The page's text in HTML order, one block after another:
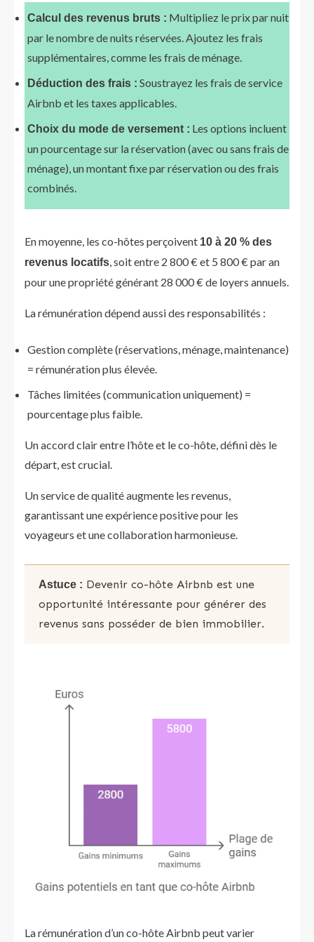
Calcul des revenus bruts : Multipliez le prix par nuit
par le nombre de nuits réservées. Ajoutez les frais
supplémentaires, comme les frais de ménage.
Déduction des frais : Soustrayez les frais de service
Airbnb et les taxes applicables.
Choix du mode de versement : Les options incluent
un pourcentage sur la réservation (avec ou sans frais de
ménage), un montant fixe par réservation ou des frais
combinés.
En moyenne, les co-hôtes perçoivent 10 à 20 % des
revenus locatifs, soit entre 2 800 € et 5 800 € par an
pour une propriété générant 28 000 € de loyers annuels.
La rémunération dépend aussi des responsabilités :
Gestion complète (réservations, ménage, maintenance)
= rémunération plus élevée.
Tâches limitées (communication uniquement) =
pourcentage plus faible.
Un accord clair entre l’hôte et le co-hôte, défini dès le
départ, est crucial.
Un service de qualité augmente les revenus,
garantissant une expérience positive pour les
voyageurs et une collaboration harmonieuse.
Astuce : Devenir co-hôte Airbnb est une
opportunité intéressante pour générer des
revenus sans posséder de bien immobilier.
La rémunération d’un co-hôte Airbnb peut varier